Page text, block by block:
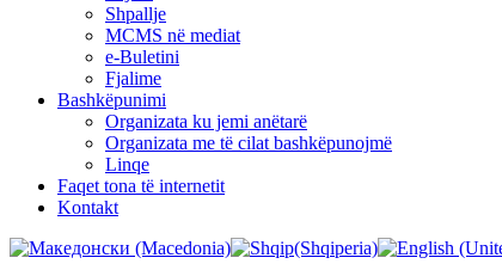
Shpallje
MCMS në mediat
e-Buletini
Fjalime
Bashkëpunimi
Organizata ku jemi anëtarë
Organizata me të cilat bashkëpunojmë
Linqe
Faqet tona të internetit
Kontakt